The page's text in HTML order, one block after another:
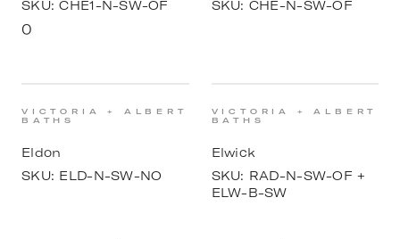
SKU:CHE1-N-SW-OF
0
SKU: CHE-N-SW-OF
VICTORIA + ALBERT
BATHS
Eldon
SKU: ELD-N-SW-NO
VICTORIA + ALBERT
BATHS
Elwick
SKU: RAD-N-SW-OF +
ELW-B-SW